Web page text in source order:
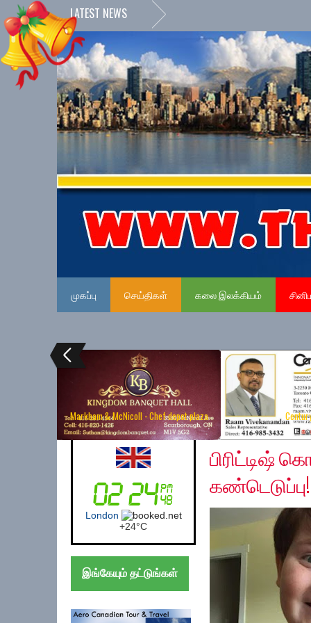
LATEST NEWS
முகப்பு செய்திகள் கலை இலக்கியம்
Markham & McNicoll - Chef depot plaza
UK (London)
London
+24°C
இங்கேயும் தட்டுங்கள்
Saturday, October
பிரிட்டிஷ்
கண்டெடுப்பு!